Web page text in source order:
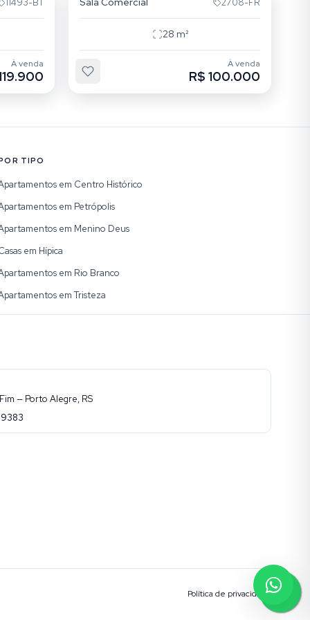
11493-BT
À venda
2708-FR
28 m²
À venda
R$ 100.000
TIPO
em Centro Histórico
em Petrópolis
em Menino Deus
em Hípica
em Rio Branco
em Tristeza
— Porto Alegre, RS
Política de privacidade